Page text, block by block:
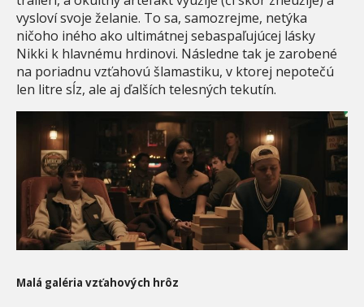
vysloví svoje želanie. To sa, samozrejme, netýka
ničoho iného ako ultimátnej sebaspaľujúcej lásky
Nikki k hlavnému hrdinovi. Následne tak je zarobené
na poriadnu vzťahovú šlamastiku, v ktorej nepotečú
len litre sĺz, ale aj ďalších telesných tekutín.
Malá galéria vzťahových hrôz